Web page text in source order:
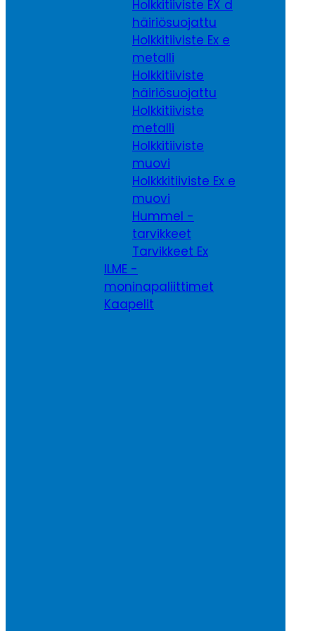
Holkkitiiviste EX d
häiriösuojattu
Holkkitiiviste Ex e
metalli
Holkkitiiviste
häiriösuojattu
Holkkitiiviste
metalli
Holkkitiiviste
muovi
Holkkkitiiviste Ex e
muovi
Hummel -
tarvikkeet
Tarvikkeet Ex
ILME -
moninapaliittimet
Kaapelit